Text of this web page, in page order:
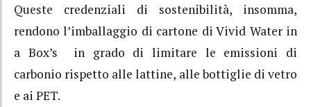
Queste credenziali di sostenibilità, insomma,
rendono l’imballaggio di cartone di Vivid Water in
a Box’s in grado di limitare le emissioni di
carbonio rispetto alle lattine, alle bottiglie di vetro
e ai PET.